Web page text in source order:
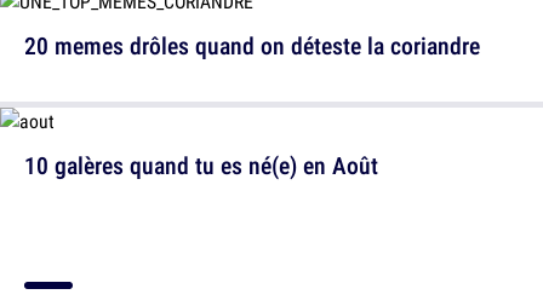
20 memes drôles quand on déteste la coriandre
10 galères quand tu es né(e) en Août